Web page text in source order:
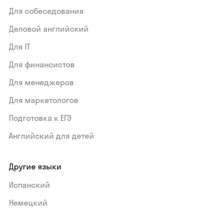
Для собеседования
Деловой английский
Для IT
Для финансистов
Для менеджеров
Для маркетологов
Подготовка к ЕГЭ
Английский для детей
Другие языки
Испанский
Немецкий